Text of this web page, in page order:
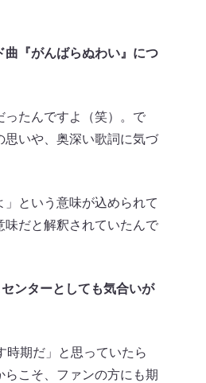
『がんばらぬわい』につ
たんですよ（笑）。で
思いや、奥深い歌詞に気づ
という意味が込められて
だと解釈されていたんで
ンターとしても気合いが
期だ」と思っていたら
らこそ、ファンの方にも期